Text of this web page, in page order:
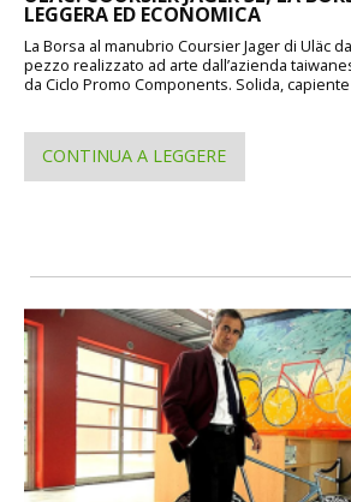
LEGGERA ED ECONOMICA
La Borsa al manubrio Coursier Jager di Uläc
pezzo realizzato ad arte dall’azienda
da Ciclo Promo Components. Solida,
CONTINUA A LEGGERE